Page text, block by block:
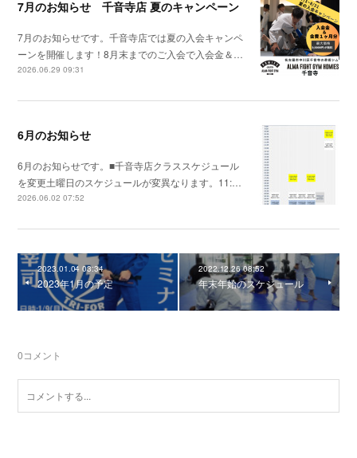
7月のお知らせ 千音寺店 夏のキャンペーン
7月のお知らせです。千音寺店では夏の入会キャンペ
ーンを開催します！8月末までのご入会で入会金＆…
2026.06.29 09:31
6月のお知らせ
6月のお知らせです。■千音寺店クラススケジュール
を変更土曜日のスケジュールが変異なります。11:…
2026.06.02 07:52
2023.01.04 03:34
2023年1月の予定
2022.12.26 08:52
年末年始のスケジュール
0コメント